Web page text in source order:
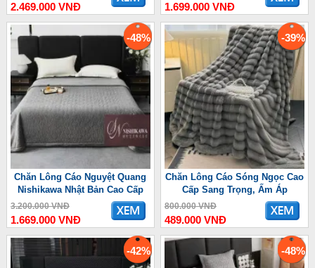
2.469.000 VNĐ 1.699.000 VNĐ
-48%
Chăn Lông Cáo Nguyệt Quang
Nishikawa Nhật Bản Cao Cấp
3.200.000 VNĐ
1.669.000 VNĐ
-39%
Chăn Lông Cáo Sóng Ngọc Cao
Cấp Sang Trọng, Ấm Áp
800.000 VNĐ
489.000 VNĐ
-42% -48%